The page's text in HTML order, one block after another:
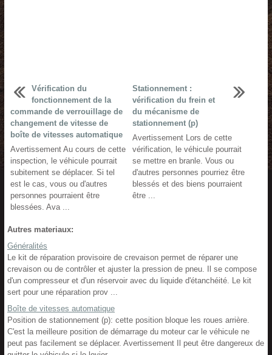
Vérification du
fonctionnement de la
commande de verrouillage de
changement de vitesse de
boîte de vitesses automatique
Avertissement Au cours de cette
inspection, le véhicule pourrait
subitement se déplacer. Si tel
est le cas, vous ou d'autres
personnes pourraient être
blessées. Ava ...
Stationnement :
vérification du frein et
du mécanisme de
stationnement (p)
Avertissement Lors de cette
vérification, le véhicule pourrait
se mettre en branle. Vous ou
d'autres personnes pourriez être
blessés et des biens pourraient
être ...
Autres materiaux:
Généralités
Le kit de réparation provisoire de crevaison permet de réparer une
crevaison ou de contrôler et ajuster la pression de pneu. Il se compose
d'un compresseur et d'un réservoir avec du liquide d'étanchéité. Le kit
sert pour une réparation prov ...
Boîte de vitesses automatique
Position de stationnement (p): cette position bloque les roues arrière.
C'est la meilleure position de démarrage du moteur car le véhicule ne
peut pas facilement se déplacer. Avertissement Il peut être dangereux de